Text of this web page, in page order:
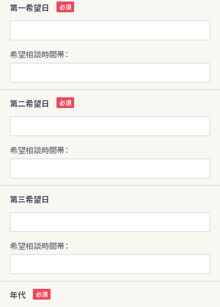
第一希望日
希望相談時間帯：
第二希望日
希望相談時間帯：
第三希望日
希望相談時間帯：
年代